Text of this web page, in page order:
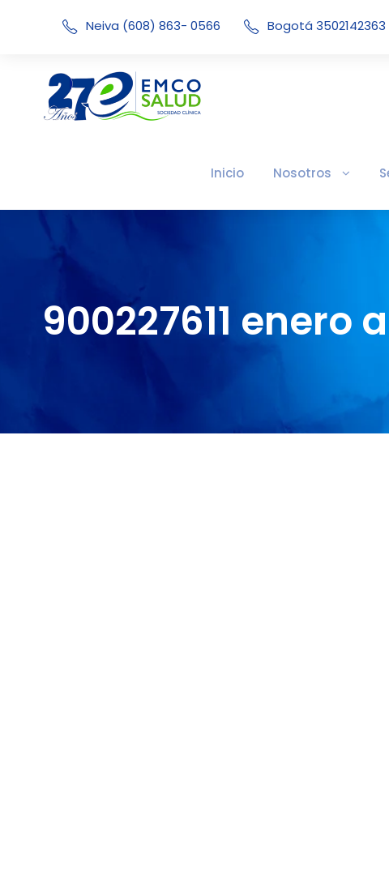
Neiva (608) 863- 0566 Bogotá 3502142363
Inicio Nosotros
900227611 enero